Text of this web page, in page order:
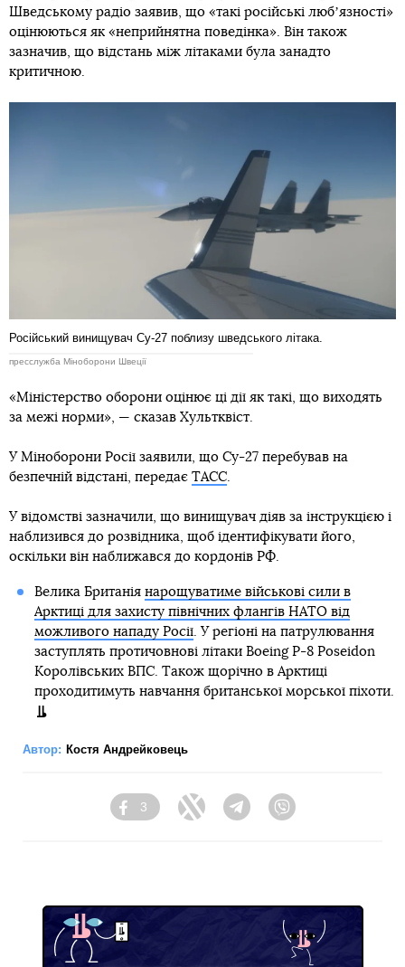
Шведському радіо заявив, що «такі російські любʼязності»
оцінюються як «неприйнятна поведінка». Він також
зазначив, що відстань між літаками була занадто
критичною.
Російський винищувач Су-27 поблизу шведського літака.
пресслужба Міноборони Швеції
«Міністерство оборони оцінює ці дії як такі, що виходять
за межі норми», — сказав Хультквіст.
У Міноборони Росії заявили, що Су-27 перебував на
безпечній відстані, передає ТАСС.
У відомстві зазначили, що винищувач діяв за інструкцією і
наблизився до розвідника, щоб ідентифікувати його,
оскільки він наближався до кордонів РФ.
Велика Британія нарощуватиме військові сили в
Арктиці для захисту північних флангів НАТО від
можливого нападу Росії. У регіоні на патрулювання
заступлять протичовнові літаки Boeing P-8 Poseidon
Королівських ВПС. Також щорічно в Арктиці
проходитимуть навчання британської морської піхоти.
Автор: Костя Андрейковець
Facebook
3
Twitter Telegram